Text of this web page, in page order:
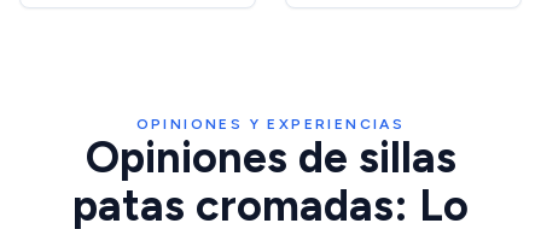
Moderno, Patas de Acero
OPINIONES Y EXPERIENCIAS
Opiniones de sillas
patas cromadas: Lo